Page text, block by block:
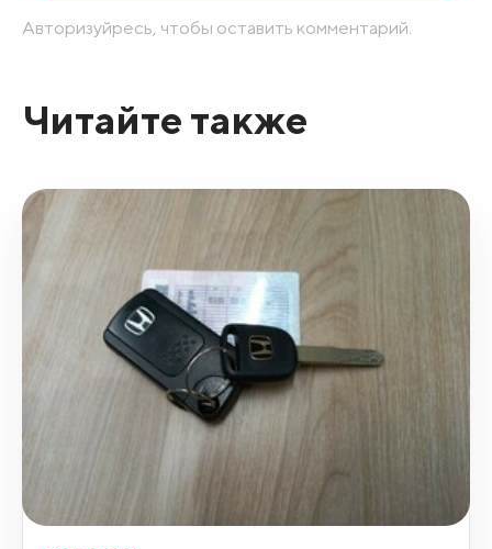
Авторизуйресь, чтобы оставить комментарий.
Читайте также